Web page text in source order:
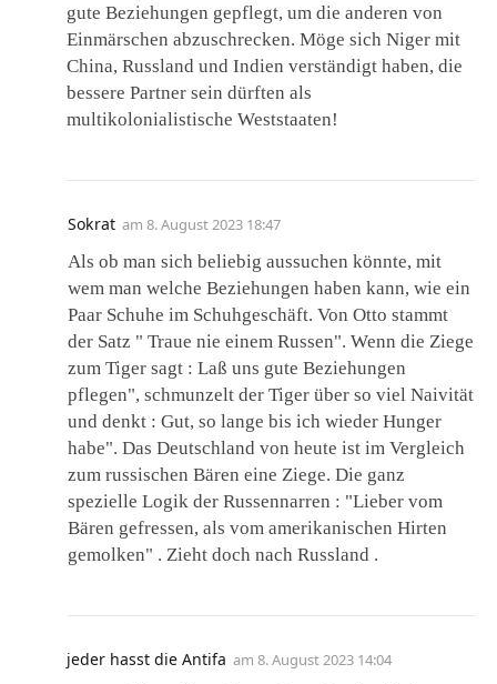
gute Beziehungen gepflegt, um die anderen von
Einmärschen abzuschrecken. Möge sich Niger mit
China, Russland und Indien verständigt haben, die
bessere Partner sein dürften als
multikolonialistische Weststaaten!
Sokrat am 8. August 2023 18:47
Als ob man sich beliebig aussuchen könnte, mit
wem man welche Beziehungen haben kann, wie ein
Paar Schuhe im Schuhgeschäft. Von Otto stammt
der Satz " Traue nie einem Russen". Wenn die Ziege
zum Tiger sagt : Laß uns gute Beziehungen
pflegen", schmunzelt der Tiger über so viel Naivität
und denkt : Gut, so lange bis ich wieder Hunger
habe". Das Deutschland von heute ist im Vergleich
zum russischen Bären eine Ziege. Die ganz
spezielle Logik der Russennarren : "Lieber vom
Bären gefressen, als vom amerikanischen Hirten
gemolken" . Zieht doch nach Russland .
jeder hasst die Antifa am 8. August 2023 14:04